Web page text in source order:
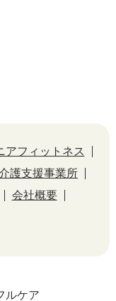
アフィットネス
護支援事業所
会社概要
ルケア